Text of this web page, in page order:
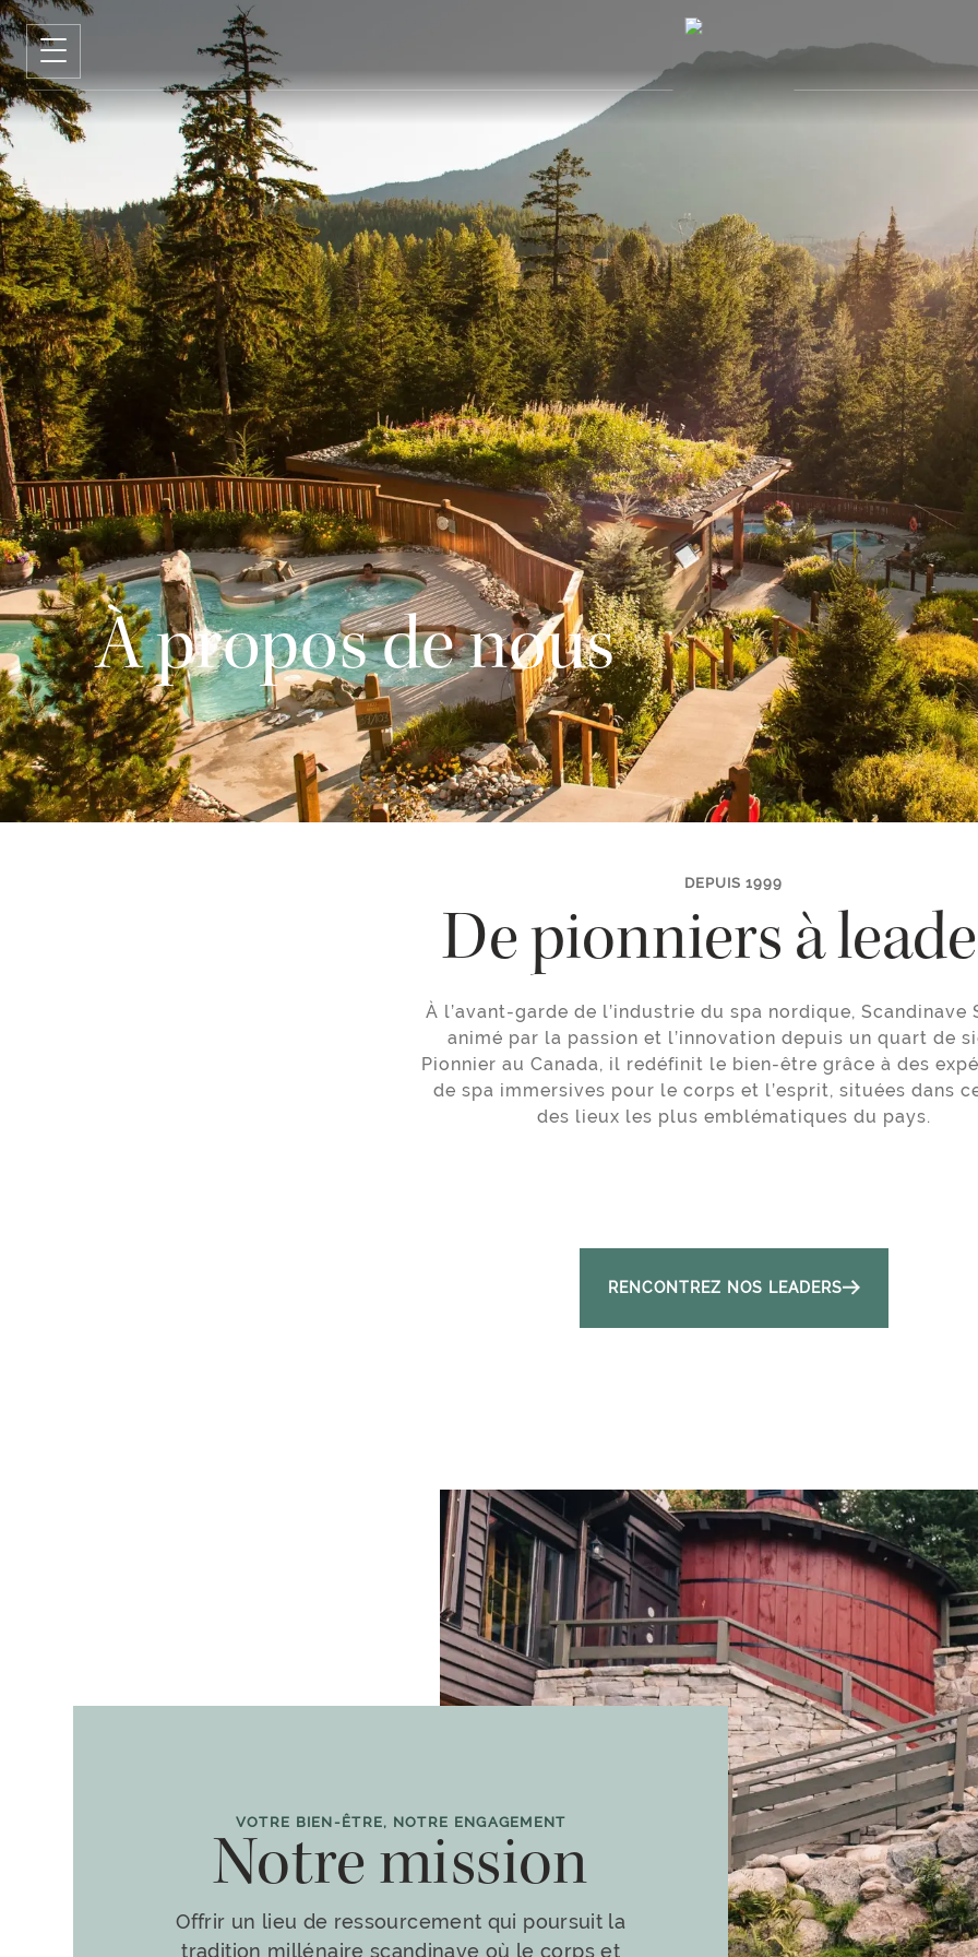
À propos de nous
DEPUIS 1999
De pionniers à
À l’avant-garde de l’industrie du spa nordique, Scandinave
animé par la passion et l’innovation depuis un quart de
Pionnier au Canada, il redéfinit le bien-être grâce à des
de spa immersives pour le corps et l’esprit, situées dans
des lieux les plus emblématiques du pays.
RENCONTREZ NOS LEADERS
VOTRE BIEN-ÊTRE, NOTRE ENGAGEMENT
Notre mission
Offrir un lieu de ressourcement qui poursuit la
tradition millénaire scandinave où le corps et